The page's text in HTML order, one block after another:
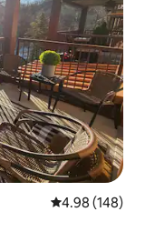
평점 4.98점(5
4.98 (148)